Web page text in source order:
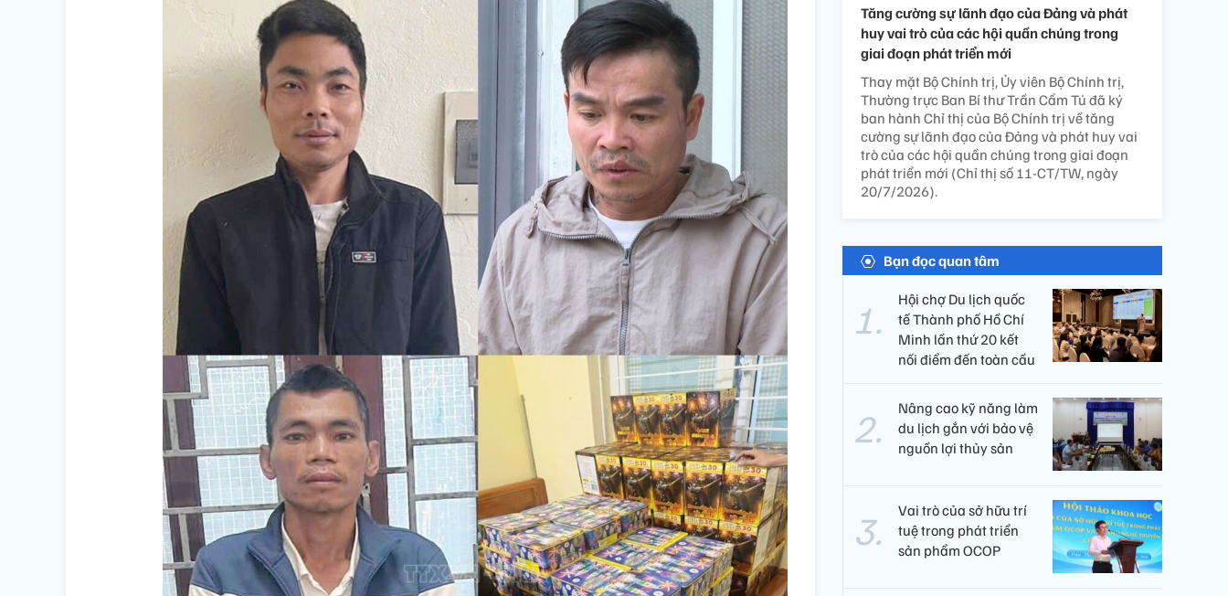
Tăng cường sự lãnh đạo của Đảng và phát
huy vai trò của các hội quần chúng trong
giai đoạn phát triển mới
Thay mặt Bộ Chính trị, Ủy viên Bộ Chính trị,
Thường trực Ban Bí thư Trần Cẩm Tú đã ký
ban hành Chỉ thị của Bộ Chính trị về tăng
cường sự lãnh đạo của Đảng và phát huy vai
trò của các hội quần chúng trong giai đoạn
phát triển mới (Chỉ thị số 11-CT/TW, ngày
20/7/2026).
Bạn đọc quan tâm
Hội chợ Du lịch quốc
tế Thành phố Hồ Chí
Minh lần thứ 20 kết
nối điểm đến toàn cầu
Nâng cao kỹ năng làm
du lịch gắn với bảo vệ
nguồn lợi thủy sản
Vai trò của sở hữu trí
tuệ trong phát triển
sản phẩm OCOP